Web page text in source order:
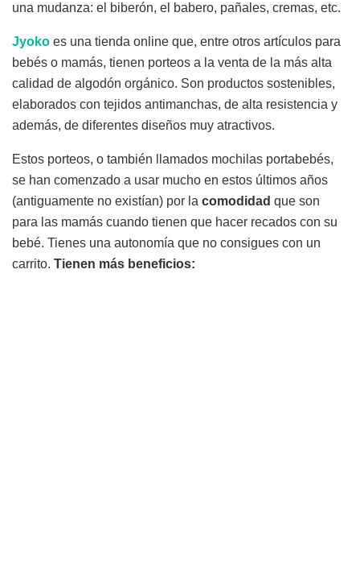
una mudanza: el biberón, el babero, pañales, cremas, etc.
Jyoko es una tienda online que, entre otros artículos para
bebés o mamás, tienen porteos a la venta de la más alta
calidad de algodón orgánico. Son productos sostenibles,
elaborados con tejidos antimanchas, de alta resistencia y
además, de diferentes diseños muy atractivos.
Estos porteos, o también llamados mochilas portabebés,
se han comenzado a usar mucho en estos últimos años
(antiguamente no existían) por la comodidad que son
para las mamás cuando tienen que hacer recados con su
bebé. Tienes una autonomía que no consigues con un
carrito. Tienen más beneficios: